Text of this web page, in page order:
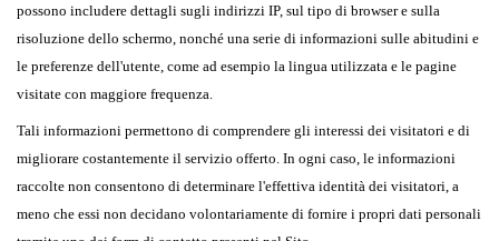
possono includere dettagli sugli indirizzi IP, sul tipo di browser e sulla
risoluzione dello schermo, nonché una serie di informazioni sulle abitudini e
le preferenze dell'utente, come ad esempio la lingua utilizzata e le pagine
visitate con maggiore frequenza.
Tali informazioni permettono di comprendere gli interessi dei visitatori e di
migliorare costantemente il servizio offerto. In ogni caso, le informazioni
raccolte non consentono di determinare l'effettiva identità dei visitatori, a
meno che essi non decidano volontariamente di fornire i propri dati personali